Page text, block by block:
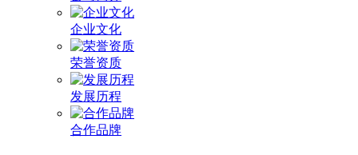
企业文化
荣誉资质
发展历程
合作品牌